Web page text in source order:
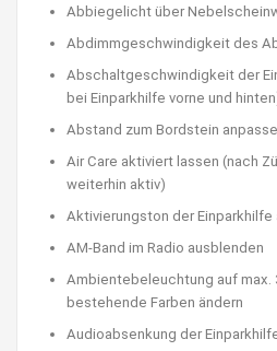
Abbiegelicht über
Abdimmgeschwindigkeit des
Abschaltgeschwindigkeit der
bei Einparkhilfe vorne und
Abstand zum Bordstein
Air Care aktiviert lassen (nach
weiterhin aktiv)
Aktivierungston der
AM-Band im Radio ausblenden
Ambientebeleuchtung auf max.
bestehende Farben ändern
Audioabsenkung der